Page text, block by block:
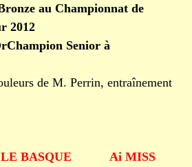
au Championnat de
2012
Senior à
de M. Perrin, entraînement
BASQUE
Ai MISS